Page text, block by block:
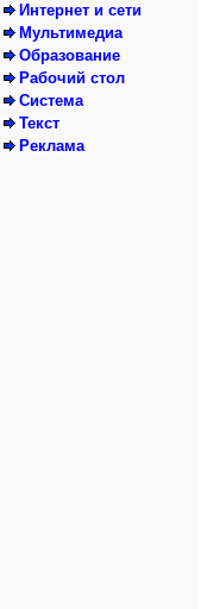
Интернет и сети
Мультимедиа
Образование
Рабочий стол
Система
Текст
Реклама